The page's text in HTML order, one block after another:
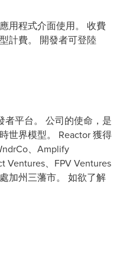
用程式介面使用。 收費
計費。 開發者可登陸
者平台。 公司的使命，是
世界模型。 Reactor 獲得
、Amplify
Ventures、FPV Ventures
加州三藩市。 如欲了解